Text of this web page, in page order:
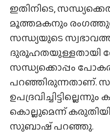
ഇതിനിടെ,
മൂത്തമകനും
സന്ധ്യയുടെ
ദുരൂഹതയുള്ളതായി
സന്ധ്യക്കൊപ്പം
പറഞ്ഞിരുന്നതാണ്.
കൊല്ലുമെന്ന്
സുബാഷ് പറഞ്ഞു.